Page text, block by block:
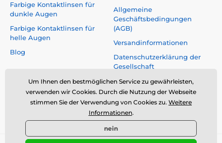
Farbige Kontaktlinsen für
dunkle Augen
Farbige Kontaktlinsen für
helle Augen
Blog
Allgemeine
Geschäftsbedingungen
(AGB)
Versandinformationen
Datenschutzerklärung der
Gesellschaft
Reklamationen und Rücktritt
vom Vertrag
Sicherheit und Qualität ohne
Kompromisse
Um Ihnen den bestmöglichen Service zu gewährleisten,
verwenden wir Cookies. Durch die Nutzung der Webseite
stimmen Sie der Verwendung von Cookies zu. Weitere
Informationen.
nein